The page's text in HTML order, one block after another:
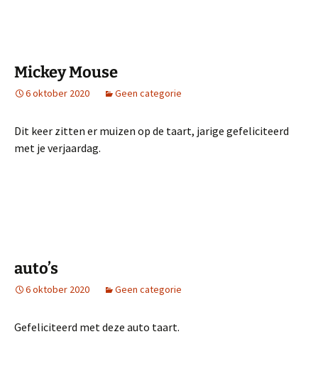
Mickey Mouse
6 oktober 2020 Geen categorie
Dit keer zitten er muizen op de taart, jarige gefeliciteerd
met je verjaardag.
auto’s
6 oktober 2020 Geen categorie
Gefeliciteerd met deze auto taart.